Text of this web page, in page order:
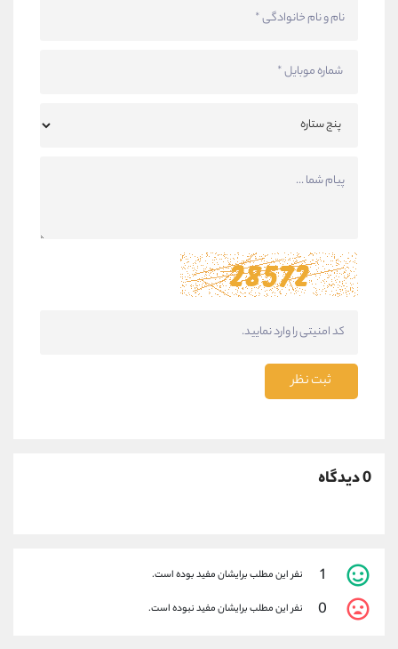
ثبت نظر
0 دیدگاه
1 نفر این مطلب برایشان مفید بوده است.
0 نفر این مطلب برایشان مفید نبوده است.